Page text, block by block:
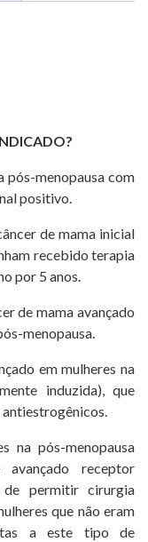
pós-menopausa com
positivo.
de mama inicial
recebido terapia
por 5 anos.
de mama avançado
menopausa.
em mulheres na
induzida), que
na pós-menopausa
receptor
permitir cirurgia
que não eram
a este tipo de